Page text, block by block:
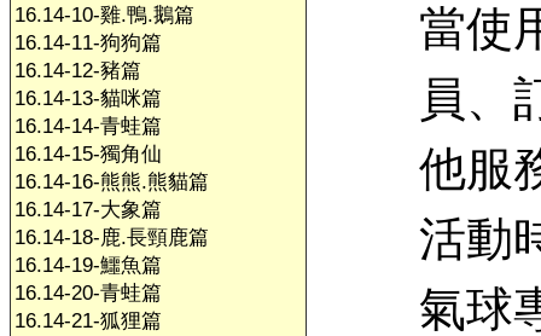
16.14-10-雞.鴨.鵝篇
16.14-11-狗狗篇
16.14-12-豬篇
16.14-13-貓咪篇
16.14-14-青蛙篇
16.14-15-獨角仙
16.14-16-熊熊.熊貓篇
16.14-17-大象篇
16.14-18-鹿.長頸鹿篇
16.14-19-鱷魚篇
16.14-20-青蛙篇
16.14-21-狐狸篇
當使
員、
他服
活動
氣球